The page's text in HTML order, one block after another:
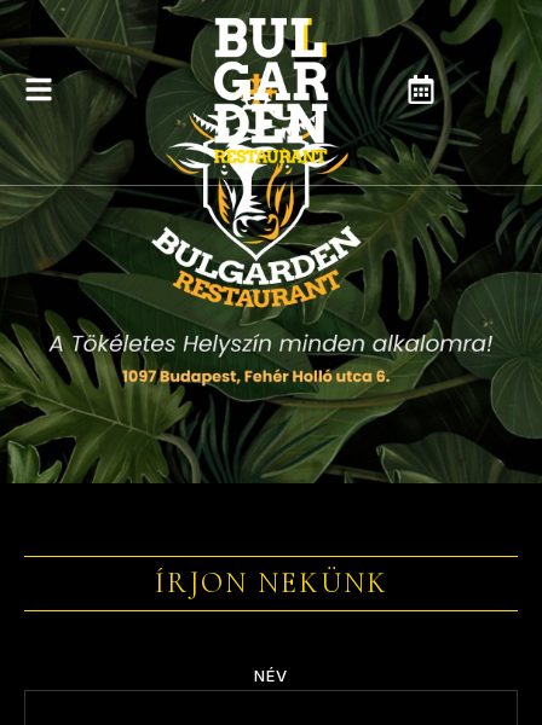
ÍRJON NEKÜNK
NÉV